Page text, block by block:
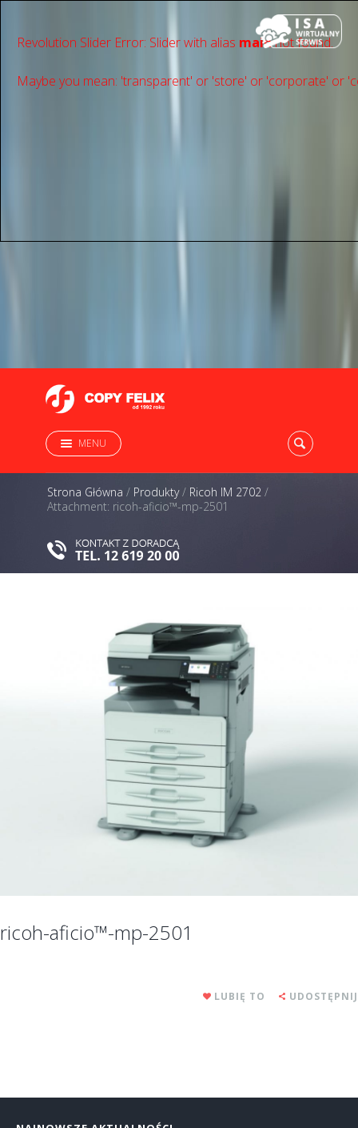
Revolution Slider Error: Slider with alias mainnot found.
Maybe you mean: 'transparent' or 'store' or 'сorporate' or
MENU
Strona Główna / Produkty/ Ricoh IM 2702 /
Attachment: ricoh-aficio™-mp-2501
ricoh-aficio™-mp-2501
LUBIĘ TO UDOSTĘPNIJ